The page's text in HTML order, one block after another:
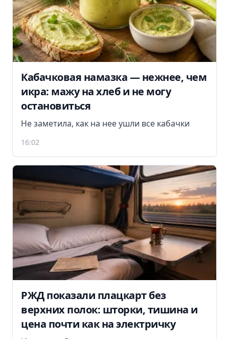
Кабачковая намазка — нежнее, чем
икра: мажу на хлеб и не могу
остановиться
Не заметила, как на нее ушли все кабачки
16:02
РЖД показали плацкарт без
верхних полок: шторки, тишина и
цена почти как на электричку